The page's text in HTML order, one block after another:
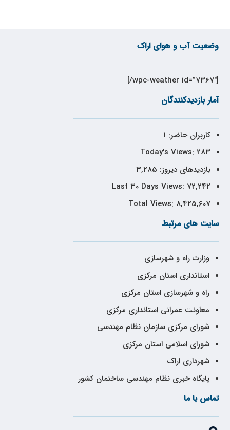
وضعیت آب و هوای اراک
[wpc-weather id=”7367″/]
آمار بازدیدکنندگان
کاربران حاضر: 1
Today's Views: 283
بازدیدهای دیروز: 3,285
Last 30 Days Views: 72,242
Total Views: 8,425,607
سایت های مرتبط
وزارت راه و شهرسازی
استانداری استان مرکزی
راه و شهرسازی استان مرکزی
معاونت عمرانی استانداری مرکزی
شورای مرکزی سازمان نظام مهندسی
شورای اسلامی استان مرکزی
شهرداری اراک
پایگاه خبری نظام مهندسی ساختمان کشور
تماس با ما